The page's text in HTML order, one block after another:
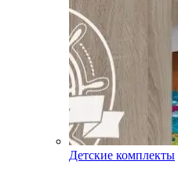
Детские комплекты